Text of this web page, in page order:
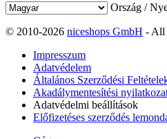
Ország /
© 2010-2026 niceshops GmbH - All
Impresszum
Adatvédelem
Általános Szerződési
Akadálymentesítési
Adatvédelmi beállítások
Előfizetéses szerződés